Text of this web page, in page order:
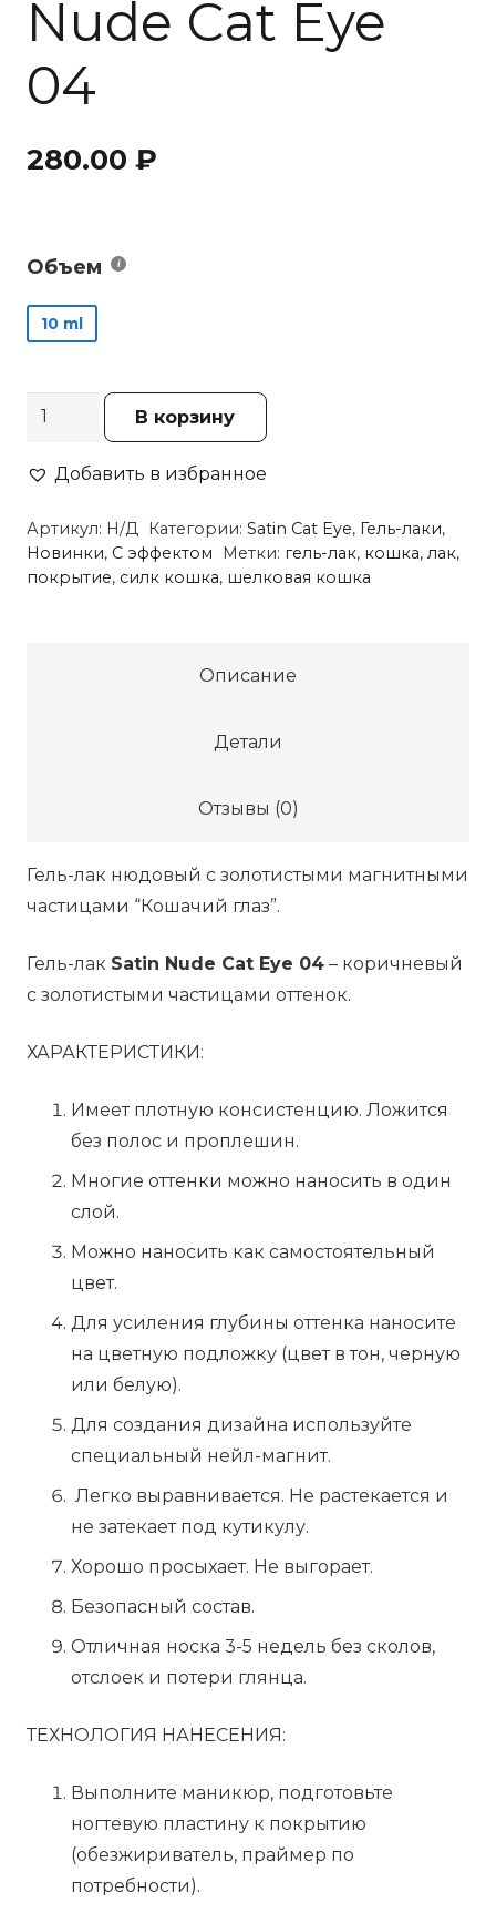
Nude Cat Eye
04
280.00 ₽
Объем
10 ml
Количество
Гель-
Satin
Nude
В корзину
Добавить в избранное
Артикул: Н/Д Категории: Satin Cat Eye, Гель-лаки,
Новинки, С эффектом Метки: гель-лак, кошка, лак,
покрытие, силк кошка, шелковая кошка
Описание
Детали
Отзывы (0)
Гель-лак нюдовый с золотистыми магнитными
частицами “Кошачий глаз”.
Гель-лак Satin Nude Cat Eye 04 – коричневый
с золотистыми частицами оттенок.
ХАРАКТЕРИСТИКИ:
Имеет плотную консистенцию. Ложится
без полос и проплешин.
Многие оттенки можно наносить в один
слой.
Можно наносить как самостоятельный
цвет.
Для усиления глубины оттенка наносите
на цветную подложку (цвет в тон, черную
или белую).
Для создания дизайна используйте
специальный нейл-магнит.
Легко выравнивается. Не растекается и
не затекает под кутикулу.
Хорошо просыхает. Не выгорает.
Безопасный состав.
Отличная носка 3-5 недель без сколов,
отслоек и потери глянца.
ТЕХНОЛОГИЯ НАНЕСЕНИЯ:
Выполните маникюр, подготовьте
ногтевую пластину к покрытию
(обезжириватель, праймер по
потребности).